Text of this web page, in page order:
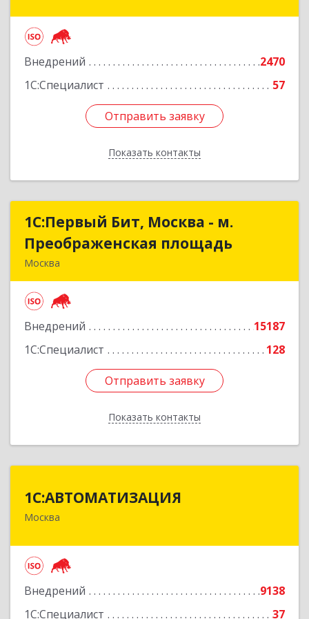
Внедрений
2470
1С:Специалист
57
Отправить заявку
Показать контакты
Отправить заявку
Назад
1С:Первый Бит, Москва - м.
Преображенская площадь
Москва
Внедрений
15187
1С:Специалист
128
Отправить заявку
Показать контакты
1С:Первый Бит, Москва - м.
Преображенская площадь
Подробнее
Отправить заявку
Назад
1С:АВТОМАТИЗАЦИЯ
Москва
Внедрений
9138
1С:Специалист
37
111024, Москва г, Энтузиастов 1-я ул, дом №